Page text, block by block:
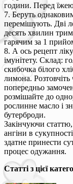
години. Перед
7. Беруть
перемішують. Дві
десять хвилин
гарячим за 1
8. А ось рецепт
імунітету. Склад:
скибочка білого
лимона. Розтовчіть
попередньо
розмішайте до
рослинне масло і
бутерброди.
Закінчуючи
ангіни в
здатне принести
процес одужання.
Статті з цієї